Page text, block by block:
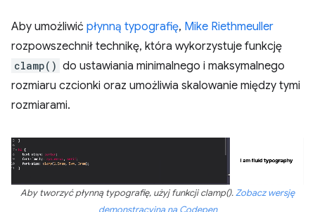
Aby umożliwić płynną typografię, Mike Riethmeuller
rozpowszechnił technikę, która wykorzystuje funkcję
clamp() do ustawiania minimalnego i maksymalnego
rozmiaru czcionki oraz umożliwia skalowanie między tymi
rozmiarami.
Aby tworzyć płynną typografię, użyj funkcji clamp().Zobacz wersję